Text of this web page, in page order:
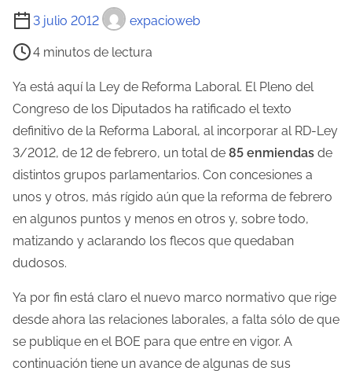
3 julio 2012 expacioweb
T
e
m
p
o
d
e
l
e
c
t
r
a
d
4 minutos de lectura
Ya está aquí la Ley de Reforma Laboral. El Pleno del
Congreso de los Diputados ha ratificado el texto
definitivo de la Reforma Laboral, al incorporar al RD-Ley
3/2012, de 12 de febrero, un total de 85 enmiendas de
distintos grupos parlamentarios. Con concesiones a
unos y otros, más rígido aún que la reforma de febrero
en algunos puntos y menos en otros y, sobre todo,
matizando y aclarando los flecos que quedaban
dudosos.
Ya por fin está claro el nuevo marco normativo que rige
desde ahora las relaciones laborales, a falta sólo de que
se publique en el BOE para que entre en vigor. A
continuación tiene un avance de algunas de sus